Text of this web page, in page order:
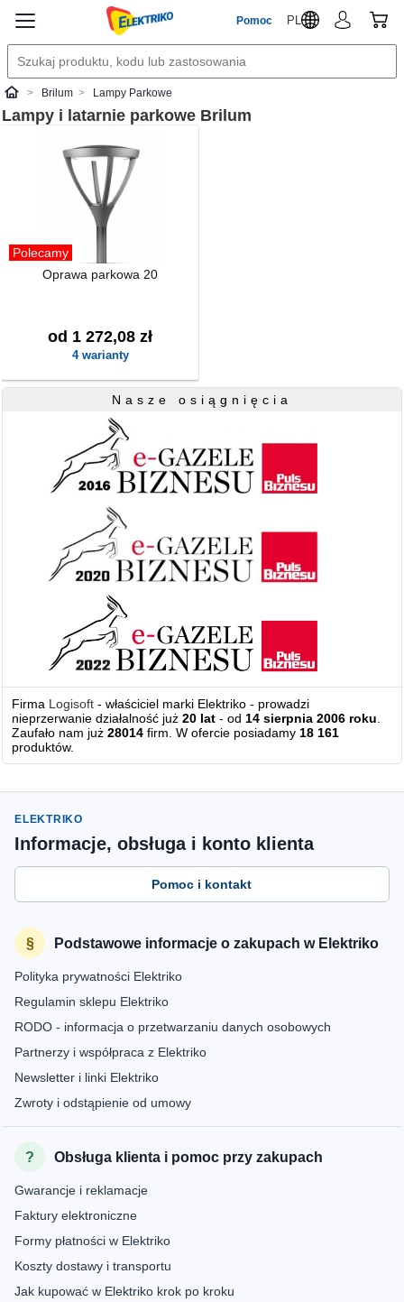
Pomoc PL
ElektrikoBrilum Lampy Parkowe
Lampy i latarnie parkowe Brilum
Polecamy
Oprawa parkowa 20
od 1 272,08 zł
4 warianty
Nasze osiągnięcia
Firma Logisoft - właściciel marki Elektriko - prowadzi
nieprzerwanie działalność już20 lat - od14 sierpnia 2006 roku.
Zaufało nam już28014 firm. W ofercie posiadamy18 161
produktów.
ELEKTRIKO
Informacje, obsługa i konto klienta
Pomoc i kontakt
Podstawowe informacje o zakupach w Elektriko
Polityka prywatności Elektriko
Regulamin sklepu Elektriko
RODO - informacja o przetwarzaniu danych osobowych
Partnerzy i współpraca z Elektriko
Newsletter i linki Elektriko
Zwroty i odstąpienie od umowy
Obsługa klienta i pomoc przy zakupach
Gwarancje i reklamacje
Faktury elektroniczne
Formy płatności w Elektriko
Koszty dostawy i transportu
Jak kupować w Elektriko krok po kroku